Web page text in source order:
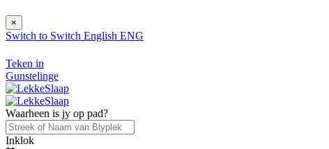
×
Switch to Switch English ENG
Teken in
Gunstelinge
Waarheen is jy op pad?
Inklok